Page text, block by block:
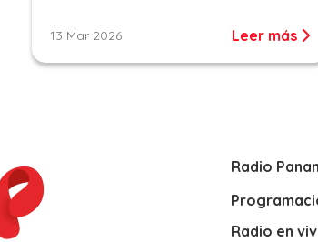
13 Mar 2026 Leer más
Radio
Radio en